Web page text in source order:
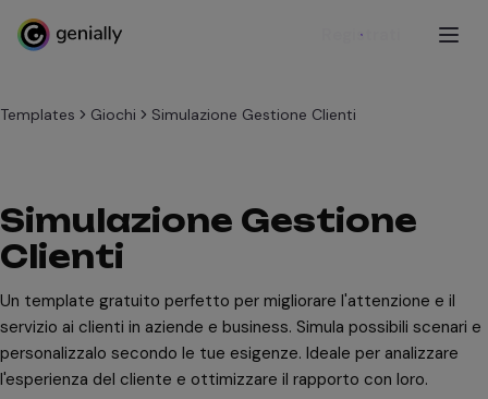
Registrati
Templates Giochi Simulazione Gestione Clienti
Simulazione Gestione
Clienti
Un template gratuito perfetto per migliorare l'attenzione e il
servizio ai clienti in aziende e business. Simula possibili scenari e
personalizzalo secondo le tue esigenze. Ideale per analizzare
l'esperienza del cliente e ottimizzare il rapporto con loro.